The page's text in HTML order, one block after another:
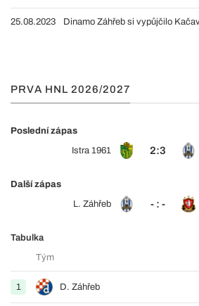
25.08.2023 Dinamo Záhřeb si vypůjčilo
PRVA HNL 2026/2027
Poslední zápas
Istra 1961
2:3
Další zápas
L. Záhřeb
- : -
Tabulka
Tým
1 D. Záhřeb